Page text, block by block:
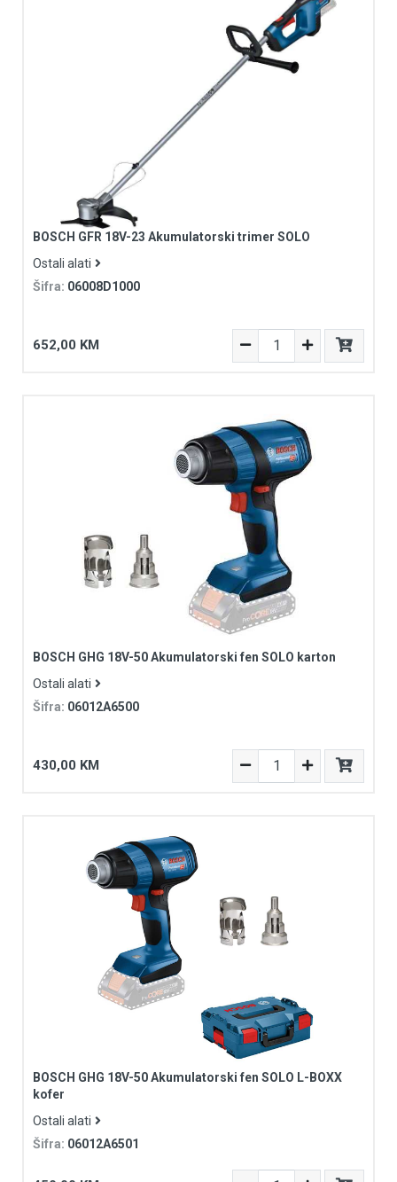
BOSCH GFR 18V-23 Akumulatorski trimer SOLO
Ostali alati
Šifra: 06008D1000
652,00 KM
BOSCH GHG 18V-50 Akumulatorski fen SOLO karton
Ostali alati
Šifra: 06012A6500
430,00 KM
BOSCH GHG 18V-50 Akumulatorski fen SOLO L-BOXX
kofer
Ostali alati
Šifra: 06012A6501